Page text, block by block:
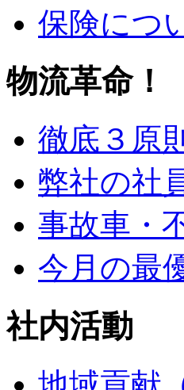
保険につ
物流革命！
徹底３原則
弊社の社
事故車・
今月の最
社内活動